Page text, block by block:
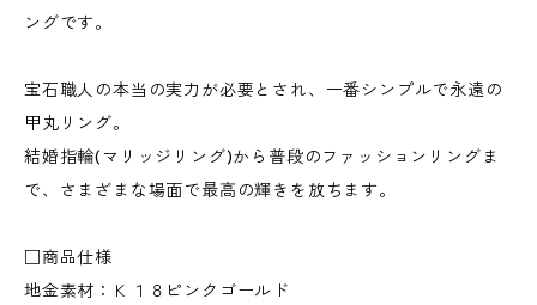
ングです。
宝石職人の本当の実力が必要とされ、一番シンプルで永遠の
甲丸リング。
結婚指輪(マリッジリング)から普段のファッションリングま
で、さまざまな場面で最高の輝きを放ちます。
□商品仕様
地金素材：Ｋ１８ピンクゴールド